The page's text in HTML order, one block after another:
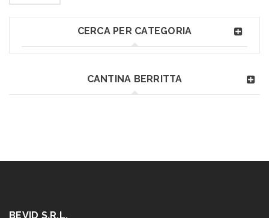
CERCA PER CATEGORIA
CANTINA BERRITTA
BEVID S.R.L.